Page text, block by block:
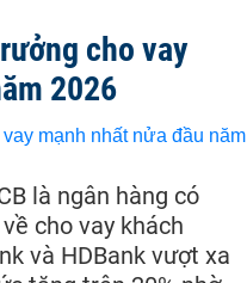
cho vay
2026
là ngân hàng có
cho vay khách
và HDBank vượt xa